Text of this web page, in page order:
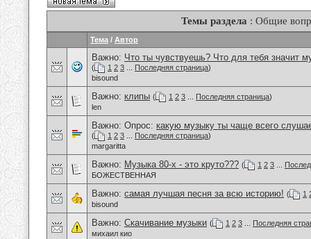
Темы раздела : Общие
Тема / Автор
Важно: Что ты чувствуешь? Что для тебя значит
( 1 2 3 Последняя страница)
bisound
Важно: клипы ( 1 2 3 Последняя страница)
len
Важно: Опрос: какую музыку ты чаще всего
( 1 2 3 Последняя страница)
margaritta
Важно: Музыка 80-х - это круто??? ( 1 2 3
БОЖЕСТВЕННАЯ
Важно: самая лучшая песня за всю историю! ( 1
bisound
Важно: Скачивание музыки ( 1 2 3
Последняя
михаил кио